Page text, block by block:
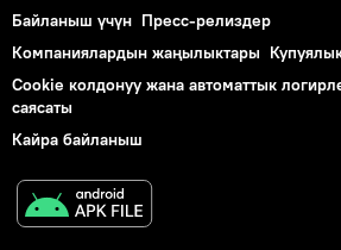
Байланыш үчүн Пресс-релиздер
Компаниялардын жаңылыктары
Cookie колдонуу жана автоматтык
саясаты
Кайра байланыш